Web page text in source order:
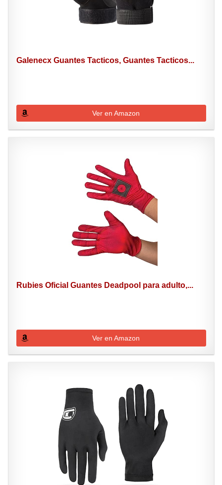
Galenecx Guantes Tacticos, Guantes Tacticos...
Ver en Amazon
Rubies Oficial Guantes Deadpool para adulto,...
Ver en Amazon